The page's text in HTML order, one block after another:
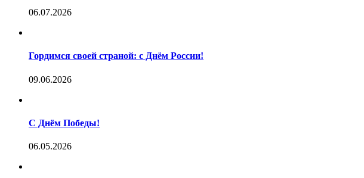
06.07.2026
Гордимся своей страной: с Днём России!
09.06.2026
С Днём Победы!
06.05.2026